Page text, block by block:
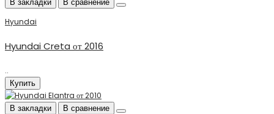
В закладки В сравнение
Hyundai
Hyundai Creta от 2016
..
Купить
В закладки В сравнение